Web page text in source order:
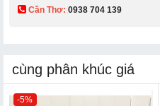
Cần Thơ: 0938 704 139​
cùng phân khúc giá
-5%